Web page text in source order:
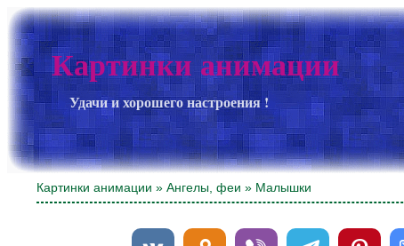
Картинки анимации
Удачи и хорошего настроения !
Картинки анимации »Ангелы, феи » Малышки